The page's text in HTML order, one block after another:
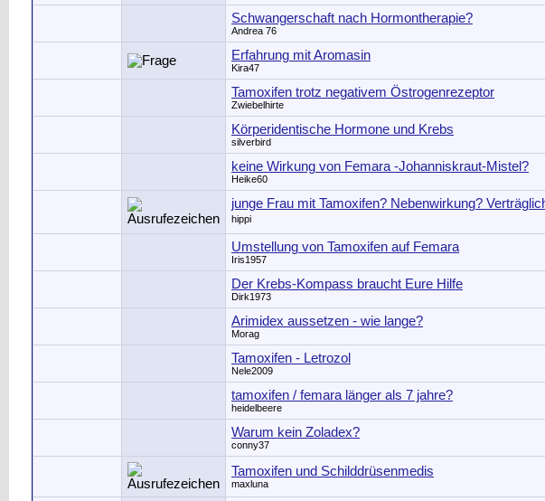
Schwangerschaft nach Hormontherapie?
Andrea 76
Erfahrung mit Aromasin
Kira47
Tamoxifen trotz negativem Östrogenrezeptor
Zwiebelhirte
Körperidentische Hormone und Krebs
silverbird
keine Wirkung von Femara -Johanniskraut-Mistel?
Heike60
junge Frau mit Tamoxifen? Nebenwirkung?
hippi
Umstellung von Tamoxifen auf Femara
Iris1957
Der Krebs-Kompass braucht Eure Hilfe
Dirk1973
Arimidex aussetzen - wie lange?
Morag
Tamoxifen - Letrozol
Nele2009
tamoxifen / femara länger als 7 jahre?
heidelbeere
Warum kein Zoladex?
conny37
Tamoxifen und Schilddrüsenmedis
maxluna